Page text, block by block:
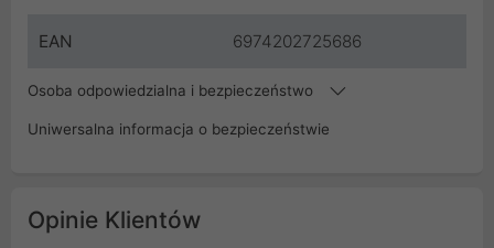
EAN 6974202725686
Osoba odpowiedzialna i bezpieczeństwo
Uniwersalna informacja o bezpieczeństwie
Opinie Klientów